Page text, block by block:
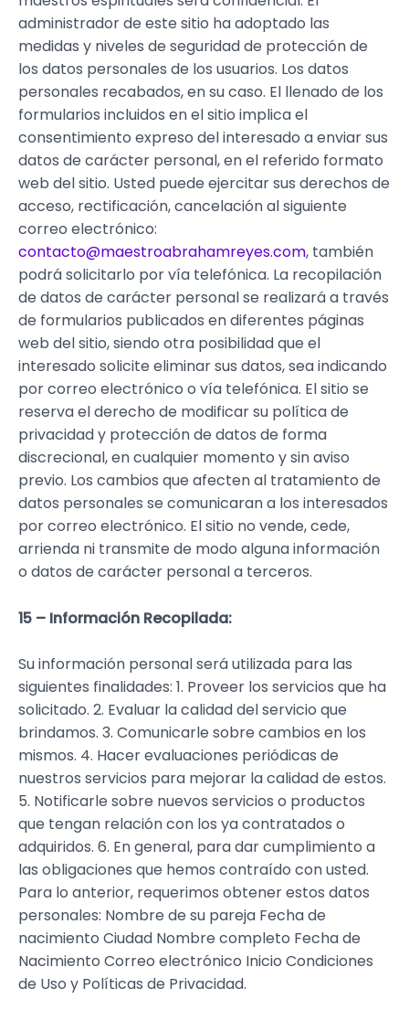
administrador de este sitio ha adoptado las
medidas y niveles de seguridad de protección de
los datos personales de los usuarios. Los datos
personales recabados, en su caso. El llenado de los
formularios incluidos en el sitio implica el
consentimiento expreso del interesado a enviar sus
datos de carácter personal, en el referido formato
web del sitio. Usted puede ejercitar sus derechos de
acceso, rectificación, cancelación al siguiente
correo electrónico:
contacto@maestroabrahamreyes.com, también
podrá solicitarlo por vía telefónica. La recopilación
de datos de carácter personal se realizará a través
de formularios publicados en diferentes páginas
web del sitio, siendo otra posibilidad que el
interesado solicite eliminar sus datos, sea indicando
por correo electrónico o vía telefónica. El sitio se
reserva el derecho de modificar su política de
privacidad y protección de datos de forma
discrecional, en cualquier momento y sin aviso
previo. Los cambios que afecten al tratamiento de
datos personales se comunicaran a los interesados
por correo electrónico. El sitio no vende, cede,
arrienda ni transmite de modo alguna información
o datos de carácter personal a terceros.
15 – Información Recopilada:
Su información personal será utilizada para las
siguientes finalidades: 1. Proveer los servicios que ha
solicitado. 2. Evaluar la calidad del servicio que
brindamos. 3. Comunicarle sobre cambios en los
mismos. 4. Hacer evaluaciones periódicas de
nuestros servicios para mejorar la calidad de estos.
5. Notificarle sobre nuevos servicios o productos
que tengan relación con los ya contratados o
adquiridos. 6. En general, para dar cumplimiento a
las obligaciones que hemos contraído con usted.
Para lo anterior, requerimos obtener estos datos
personales: Nombre de su pareja Fecha de
nacimiento Ciudad Nombre completo Fecha de
Nacimiento Correo electrónico Inicio Condiciones
de Uso y Políticas de Privacidad.